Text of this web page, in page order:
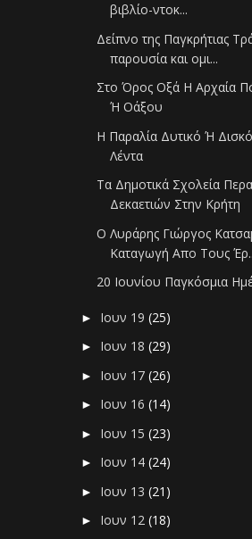
βιβλίο-ντοκ...
Δείπνο της Παγκρήτιας
παρουσία και ομι...
Στο Όρος Οξά Η Αρχαία
Ή Οάξου
Η Παραλία Δυτικό Ή
Λέντα
Τα Δημοτικά Σχολεία
Δεκαετιών Στην Κρήτη
Ο Λυράρης Γιώργος
Καταγωγή Απο Τους
20 Ιουνίου Παγκόσμια
► Ιουν 19(25)
► Ιουν 18(29)
► Ιουν 17(26)
► Ιουν 16(14)
► Ιουν 15(23)
► Ιουν 14(24)
► Ιουν 13(21)
► Ιουν 12(18)